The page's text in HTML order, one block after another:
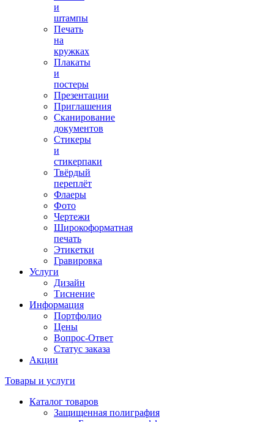
и
штампы
Печать
на
кружках
Плакаты
и
постеры
Презентации
Приглашения
Сканирование
документов
Стикеры
и
стикерпаки
Твёрдый
переплёт
Флаеры
Фото
Чертежи
Широкоформатная
печать
Этикетки
Гравировка
Услуги
Дизайн
Тиснение
Информация
Портфолио
Цены
Вопрос-Ответ
Статус заказа
Акции
Товары и услуги
Каталог товаров
Защищенная полиграфия